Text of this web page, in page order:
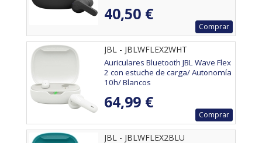
40,50 €
Comprar
JBL - JBLWFLEX2WHT
Auriculares Bluetooth JBL Wave Flex
2 con estuche de carga/ Autonomía
10h/ Blancos
64,99 €
Comprar
JBL - JBLWFLEX2BLU